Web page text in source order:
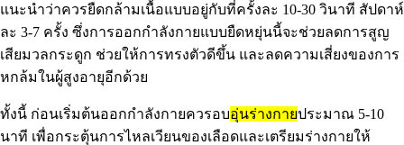
แนะนำว่าควรยืดกล้ามเนื้อแบบอยู่กับที่ครั้งละ 10-30 วินาที สัปดาห์
ละ 3-7 ครั้ง ซึ่งการออกกำลังกายแบบยืดหยุ่นนี้จะช่วยลดการสูญ
เสียมวลกระดูก ช่วยให้การทรงตัวดีขึ้น และลดความเสี่ยงของการ
หกล้มในผู้สูงอายุอีกด้วย
ทั้งนี้ ก่อนเริ่มต้นออกกำลังกายควรอบอุ่นร่างกายประมาณ 5-10
นาที เพื่อกระตุ้นการไหลเวียนของเลือดและเตรียมร่างกายให้